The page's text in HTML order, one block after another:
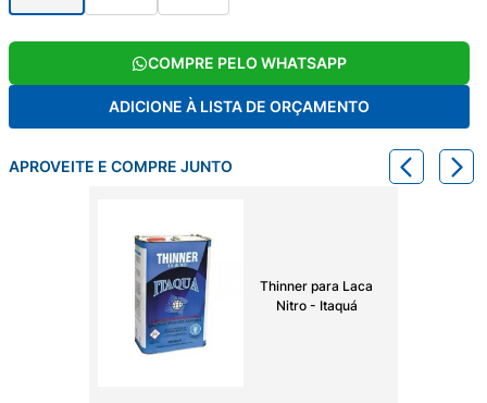
COMPRE PELO WHATSAPP
ADICIONE À LISTA DE ORÇAMENTO
APROVEITE E COMPRE JUNTO
Thinner para Laca
Nitro - Itaquá